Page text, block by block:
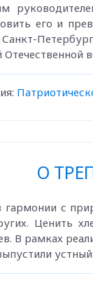
его и
Отечественной
О
с
Ценить
В рамках